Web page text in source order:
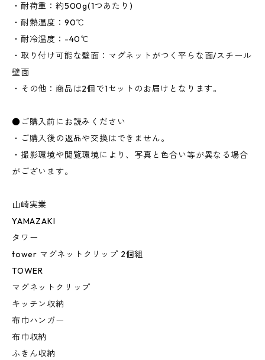
・耐荷重：約500g(1つあたり)
・耐熱温度：90℃
・耐冷温度：-40℃
・取り付け可能な壁面：マグネットがつく平らな面/スチール
壁面
・その他：商品は2個で1セットのお届けとなります。
●ご購入前にお読みください
・ご購入後の返品や交換はできません。
・撮影環境や閲覧環境により、写真と色合い等が異なる場合
がございます。
山崎実業
YAMAZAKI
タワー
tower マグネットクリップ 2個組
TOWER
マグネットクリップ
キッチン収納
布巾ハンガー
布巾収納
ふきん収納